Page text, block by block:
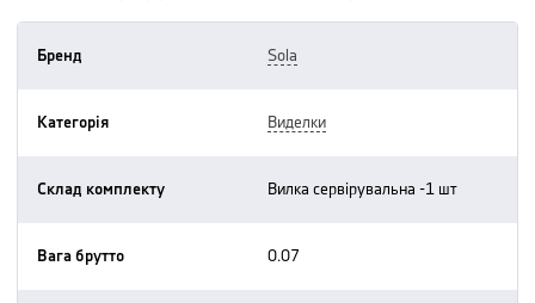
Бренд sola
Категорія виделки
Склад комплекту вилка сервірувальна -1 шт
Вага брутто 0.07